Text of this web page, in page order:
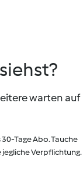
warten auf
Tage Abo. Tauche
Verpflichtung.